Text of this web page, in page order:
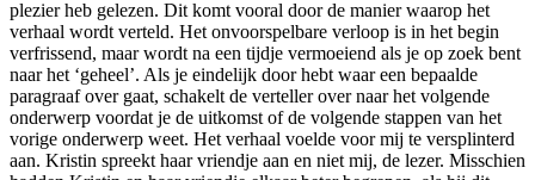
plezier heb gelezen. Dit komt vooral door de manier waarop het
verhaal wordt verteld. Het onvoorspelbare verloop is in het begin
verfrissend, maar wordt na een tijdje vermoeiend als je op zoek bent
naar het ‘geheel’. Als je eindelijk door hebt waar een bepaalde
paragraaf over gaat, schakelt de verteller over naar het volgende
onderwerp voordat je de uitkomst of de volgende stappen van het
vorige onderwerp weet. Het verhaal voelde voor mij te versplinterd
aan. Kristin spreekt haar vriendje aan en niet mij, de lezer. Misschien